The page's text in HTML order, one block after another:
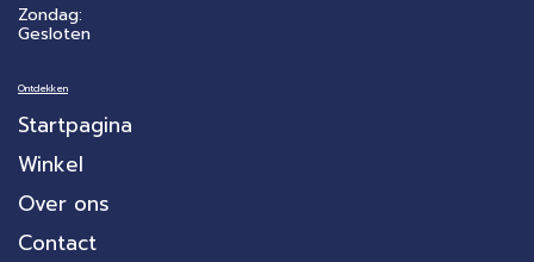
Zondag:
Gesloten
Ontdekken
Startpagina
Winkel
Over ons
Contact